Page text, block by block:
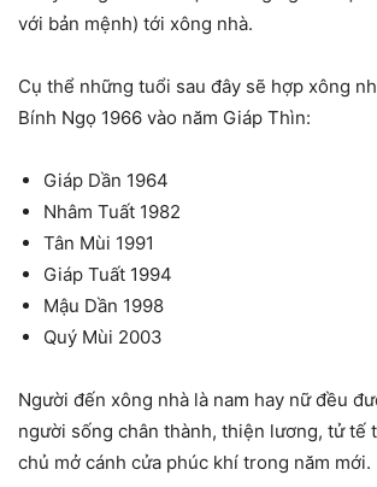
với bản mệnh) tới xông nhà.
Cụ thể những tuổi sau đây sẽ hợp xông
Bính Ngọ 1966 vào năm Giáp Thìn:
Giáp Dần 1964
Nhâm Tuất 1982
Tân Mùi 1991
Giáp Tuất 1994
Mậu Dần 1998
Quý Mùi 2003
Người đến xông nhà là nam hay nữ đều
người sống chân thành, thiện lương, tử tế
chủ mở cánh cửa phúc khí trong năm mới.